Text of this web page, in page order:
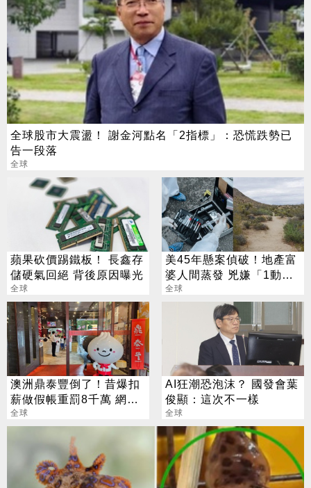
全球股市大震盪！ 謝金河點名「2指標」：恐慌跌勢已
告一段落
全球
蘋果砍價踢鐵板！ 長鑫存
儲硬氣回絕 背後原因曝光
全球
美45年懸案偵破！地產富
婆人間蒸發 兇嫌「1動
作」露餡落網
全球
澳洲鼎泰豐倒了！昔爆扣
薪做假帳重罰8千萬 網
嘆：台灣慣老闆害的
全球
AI狂潮恐泡沫？ 國發會葉
俊顯：這次不一樣
全球